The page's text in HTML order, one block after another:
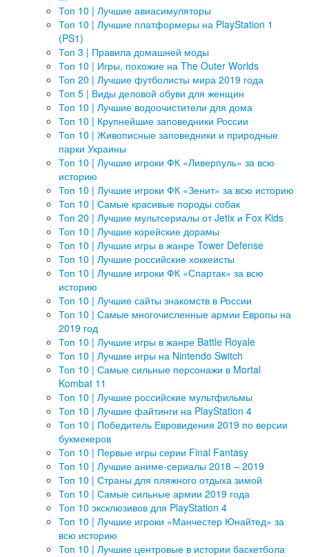
Топ 10 | Лучшие авиасимуляторы
Топ 10 | Лучшие платформеры на PlayStation 1
(PS1)
Топ 3 | Правила домашней моды
Топ 10 | Игры, похожие на The Outer Worlds
Топ 20 | Лучшие футболисты мира 2019 года
Топ 5 | Виды деловой обуви для женщин
Топ 10 | Лучшие водоочистители для дома
Топ 10 | Крупнейшие заповедники России
Топ 10 | Живописные заповедники и природные
парки Украины
Топ 10 | Лучшие игроки ФК «Ливерпуль» за всю
историю
Топ 10 | Лучшие игроки ФК «Зенит» за всю историю
Топ 10 | Самые красивые породы собак
Топ 20 | Лучшие мультсериалы от Jetix и Fox Kids
Топ 10 | Лучшие корейские дорамы
Топ 10 | Лучшие игры в жанре Tower Defense
Топ 10 | Лучшие российские хоккеисты
Топ 10 | Лучшие игроки ФК «Спартак» за всю
историю
Топ 10 | Лучшие сайты знакомств в России
Топ 10 | Самые многочисленные армии Европы на
2019 год
Топ 10 | Лучшие игры в жанре Battle Royale
Топ 10 | Лучшие игры на Nintendo Switch
Топ 10 | Самые сильные персонажи в Mortal
Kombat 11
Топ 10 | Лучшие российские мультфильмы
Топ 10 | Лучшие файтинги на PlayStation 4
Топ 10 | Победитель Евровидения 2019 по версии
букмекеров
Топ 10 | Первые игры серии Final Fantasy
Топ 10 | Лучшие аниме-сериалы 2018 – 2019
Топ 10 | Страны для пляжного отдыха зимой
Топ 10 | Самые сильные армии 2019 года
Топ 10 эксклюзивов для PlayStation 4
Топ 10 | Лучшие игроки «Манчестер Юнайтед» за
всю историю
Топ 10 | Лучшие центровые в истории баскетбола